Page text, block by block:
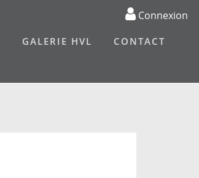
GALERIE HVL CONTACT
Connexion